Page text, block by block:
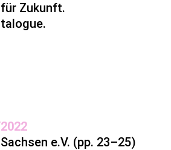
Zukunft.
e.V. (pp. 23–25)